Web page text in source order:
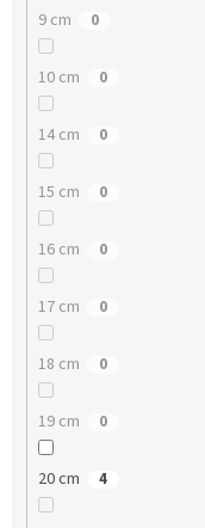
9 cm 0
10 cm 0
14 cm 0
15 cm 0
16 cm 0
17 cm 0
18 cm 0
19 cm 0
20 cm 4